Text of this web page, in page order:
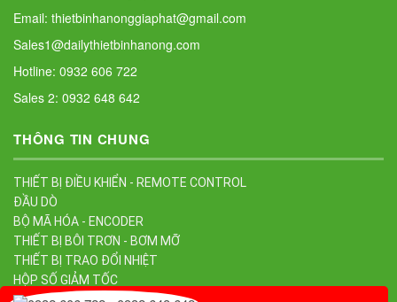
Email: thietbinhanonggiaphat@gmail.com
Sales1@dailythietbinhanong.com
Hotline: 0932 606 722
Sales 2: 0932 648 642
THÔNG TIN CHUNG
THIẾT BỊ ĐIỀU KHIỂN - REMOTE CONTROL
ĐẦU DÒ
BỘ MÃ HÓA - ENCODER
THIẾT BỊ BÔI TRƠN - BƠM MỠ
THIẾT BỊ TRAO ĐỔI NHIỆT
HỘP SỐ GIẢM TỐC